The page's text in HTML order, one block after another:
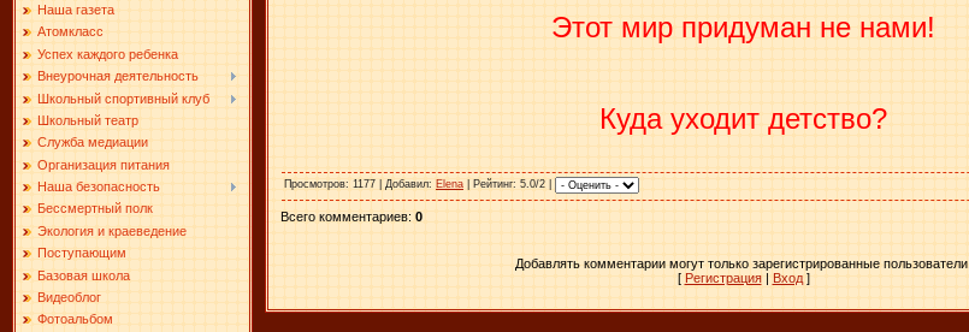
Наша газета
Атомкласс
Успех каждого ребенка
Внеурочная деятельность
Школьный спортивный клуб
Школьный театр
Служба медиации
Организация питания
Наша безопасность
Бессмертный полк
Экология и краеведение
Поступающим
Базовая школа
Видеоблог
Фотоальбом
Этот мир придуман не нами!
Куда уходит детство?
Просмотров: 1177 | Добавил: Elena Рейтинг: 5.0/2 |
Всего комментариев: 0
Добавлять комментарии могут только зарегистрированные пользователи.
[ Регистрация| Вход]